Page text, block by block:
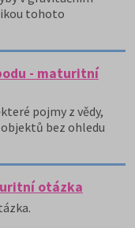
tohoto
- maturitní
pojmy z vědy,
bez ohledu
otázka